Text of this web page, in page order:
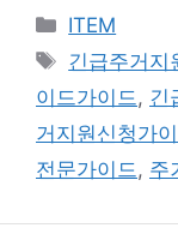
지원 신청 가이
개요주거 ...
카
테
리
ITEM
태
그
긴급주거지
이드가이드, 긴
거지원신청가
전문가이드, 주